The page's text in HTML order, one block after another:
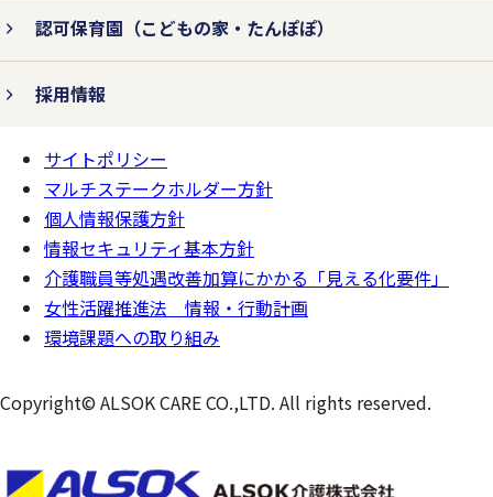
認可保育園 （こどもの家・たんぽぽ）
採用情報
ページの
一番上へ
サイトポリシー
マルチステークホルダー方針
個人情報保護方針
情報セキュリティ基本方針
介護職員等処遇改善加算にかかる「見える化要件」
女性活躍推進法 情報・行動計画
環境課題への取り組み
Copyright© ALSOK CARE CO.,LTD. All rights reserved.